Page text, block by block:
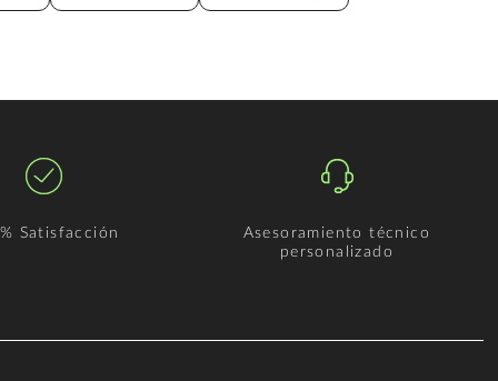
Satisfacción
Asesoramiento técnico
personalizado